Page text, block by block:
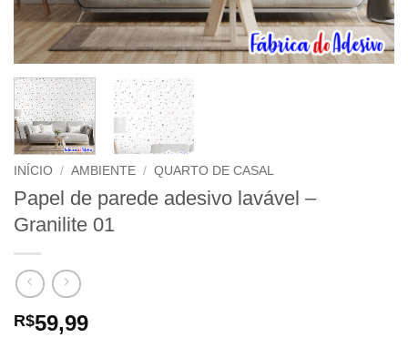
INÍCIO / AMBIENTE / QUARTO DE CASAL
Papel de parede adesivo lavável –
Granilite 01
R$59,99